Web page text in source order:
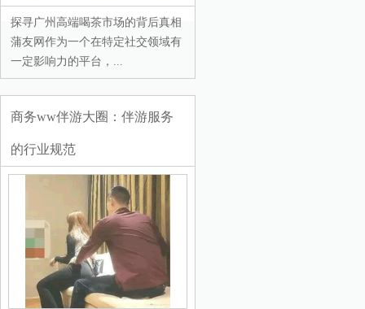
探寻广州高端喝茶市场的背后真相
蒲友网作为一个在特定社交领域有
一定影响力的平台，...
商务ww伴游大圈：伴游服务
的行业规范